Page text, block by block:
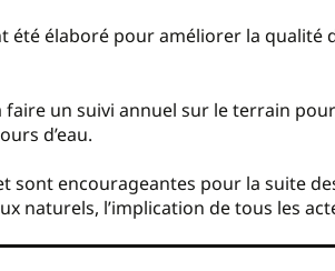
été élaboré pour améliorer la qualité
faire un suivi annuel sur le terrain
d’eau.
encourageantes pour la suite
naturels, l’implication de tous les